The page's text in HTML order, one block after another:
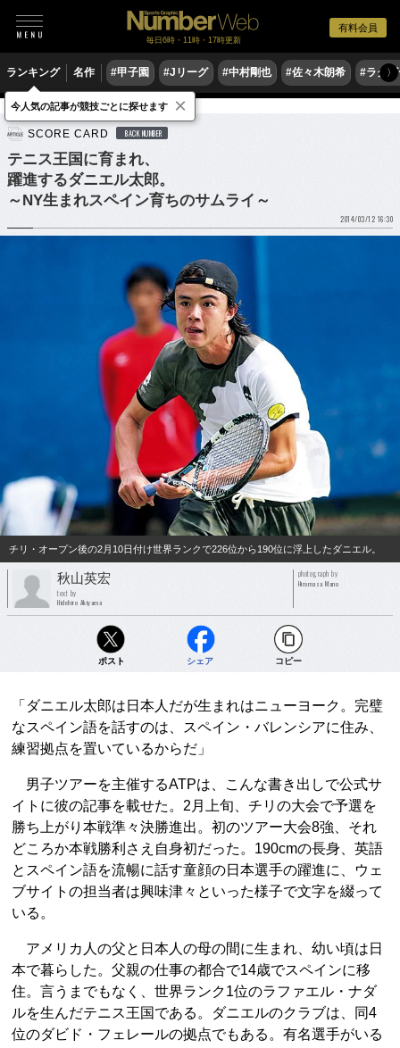
有料会員
毎日6時・11時・17時更新
ランキング 名作 #甲子園 #Jリーグ #中村剛也 #佐々木朗希 #ラグ〉
テニス 男子テニス
SCORE CARD BACK NUMBER
テニス王国に育まれ、
躍進するダニエル太郎。
～NY生まれスペイン育ちのサムライ～
2014/03/12 16:30
チリ・オープン後の2月10日付け世界ランクで226位から190位に浮上したダニエル。
秋山英宏
text by
Hidehiro Akiyama
photograph by
Hiromasa Mano
ポスト シェア コピー
「ダニエル太郎は日本人だが生まれはニューヨーク。完璧
なスペイン語を話すのは、スペイン・バレンシアに住み、
練習拠点を置いているからだ」
男子ツアーを主催するATPは、こんな書き出しで公式サ
イトに彼の記事を載せた。2月上旬、チリの大会で予選を
勝ち上がり本戦準々決勝進出。初のツアー大会8強、それ
どころか本戦勝利さえ自身初だった。190cmの長身、英語
とスペイン語を流暢に話す童顔の日本選手の躍進に、ウェ
ブサイトの担当者は興味津々といった様子で文字を綴って
いる。
アメリカ人の父と日本人の母の間に生まれ、幼い頃は日
本で暮らした。父親の仕事の都合で14歳でスペインに移
住。言うまでもなく、世界ランク1位のラファエル・ナダ
ルを生んだテニス王国である。ダニエルのクラブは、同4
位のダビド・フェレールの拠点でもある。有名選手がいる
今人気の記事が競技ごとに探せます ×